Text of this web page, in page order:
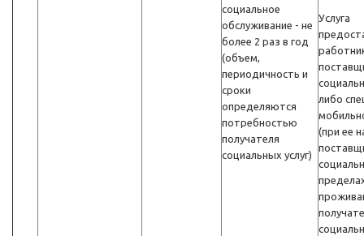
социальное
обслуживание - не
более 2 раз в год
(объем,
периодичность и
сроки
определяются
потребностью
получателя
социальных услуг)
Услуга
либо
(при ее